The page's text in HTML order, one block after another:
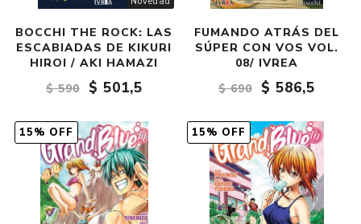
BOCCHI THE ROCK: LAS
ESCABIADAS DE KIKURI
HIROI / AKI HAMAZI
$ 590
$ 501,5
FUMANDO ATRÁS DEL
SÚPER CON VOS VOL.
08/ IVREA
$ 690
$ 586,5
15% OFF 15% OFF